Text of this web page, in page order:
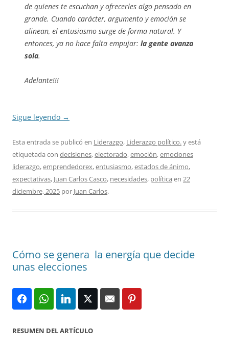
de quienes te escuchan y ofrecerles algo pensado en
grande. Cuando carácter, argumento y emoción se
alinean, el entusiasmo surge de forma natural. Y
entonces, ya no hace falta empujar: la gente avanza
sola.
Adelante!!!
Sigue leyendo →
Esta entrada se publicó en Liderazgo, Liderazgo político.y está
etiquetada con decisiones,electorado,emoción,emociones
liderazgo,emprendedorex,entusiasmo,estados de ánimo,
expectativas, Juan Carlos Casco, necesidades, política en 22
diciembre, 2025 por Juan Carlos.
Cómo se genera la energía que decide
unas elecciones
RESUMEN DEL ARTÍCULO